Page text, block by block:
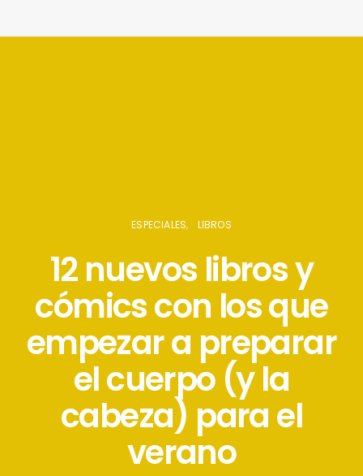
ESPECIALES LIBROS
12 nuevos libros y
cómics con los que
empezar a preparar
el cuerpo (y la
cabeza) para el
verano